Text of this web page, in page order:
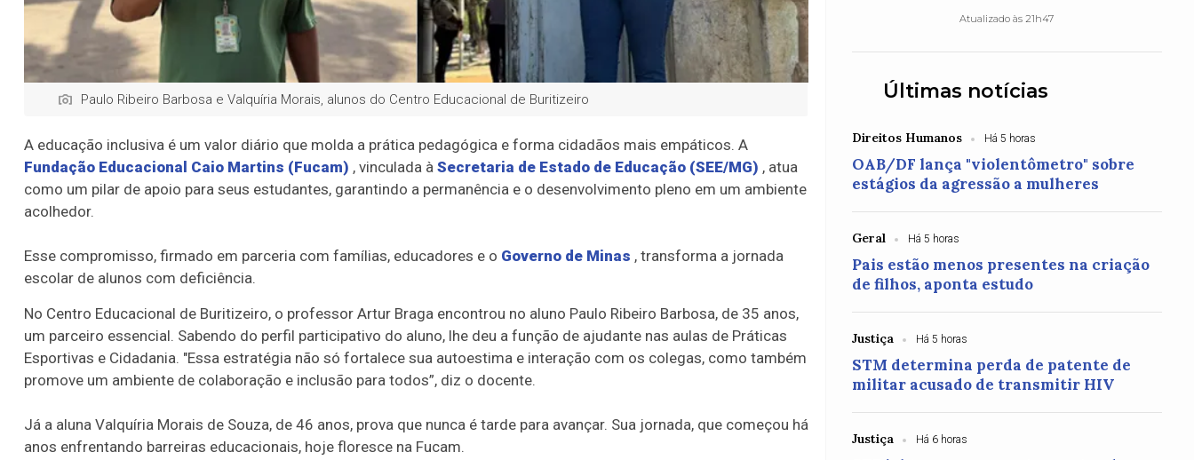
Paulo Ribeiro Barbosa e Valquíria Morais, alunos do Centro Educacional de Buritizeiro
A educação inclusiva é um valor diário que molda a prática pedagógica e forma cidadãos mais empáticos. A
Fundação Educacional Caio Martins (Fucam) , vinculada à Secretaria de Estado de Educação (SEE/MG) , atua
como um pilar de apoio para seus estudantes, garantindo a permanência e o desenvolvimento pleno em um ambiente
acolhedor.
Esse compromisso, firmado em parceria com famílias, educadores e o Governo de Minas , transforma a jornada
escolar de alunos com deficiência.
No Centro Educacional de Buritizeiro, o professor Artur Braga encontrou no aluno Paulo Ribeiro Barbosa, de 35 anos,
um parceiro essencial. Sabendo do perfil participativo do aluno, lhe deu a função de ajudante nas aulas de Práticas
Esportivas e Cidadania. "Essa estratégia não só fortalece sua autoestima e interação com os colegas, como também
promove um ambiente de colaboração e inclusão para todos”, diz o docente.
Já a aluna Valquíria Morais de Souza, de 46 anos, prova que nunca é tarde para avançar. Sua jornada, que começou há
anos enfrentando barreiras educacionais, hoje floresce na Fucam.
Atualizado às 21h47
Últimas notícias
Direitos Humanos Há 5 horas
OAB/DF lança "violentômetro" sobre
estágios da agressão a mulheres
Geral Há 5 horas
Pais estão menos presentes na criação
de filhos, aponta estudo
Justiça Há 5 horas
STM determina perda de patente de
militar acusado de transmitir HIV
Justiça Há 6 horas